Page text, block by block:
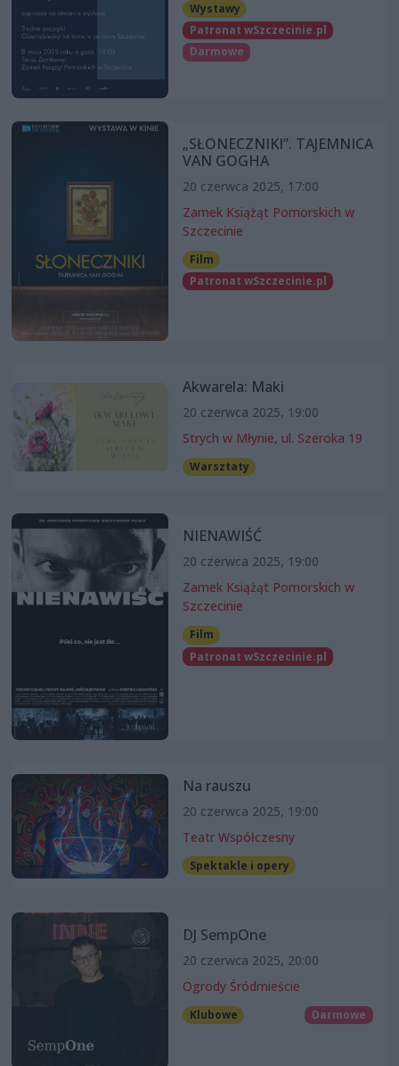
Wystawy
Patronat wSzczecinie.pl
Darmowe
„SŁONECZNIKI”. TAJEMNICA
VAN GOGHA
20 czerwca 2025, 17:00
Zamek Książąt Pomorskich w
Szczecinie
Film
Patronat wSzczecinie.pl
Akwarela: Maki
20 czerwca 2025, 19:00
Strych w Młynie, ul. Szeroka 19
Warsztaty
NIENAWIŚĆ
20 czerwca 2025, 19:00
Zamek Książąt Pomorskich w
Szczecinie
Film
Patronat wSzczecinie.pl
Na rauszu
20 czerwca 2025, 19:00
Teatr Współczesny
Spektakle i opery
DJ SempOne
20 czerwca 2025, 20:00
Ogrody Śródmieście
Klubowe Darmowe